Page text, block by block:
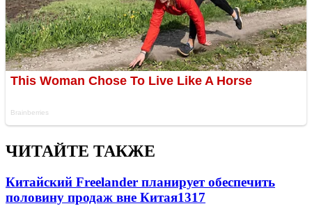
ЧИТАЙТЕ ТАКЖЕ
Китайский Freelander планирует обеспечить
половину продаж вне Китая1317